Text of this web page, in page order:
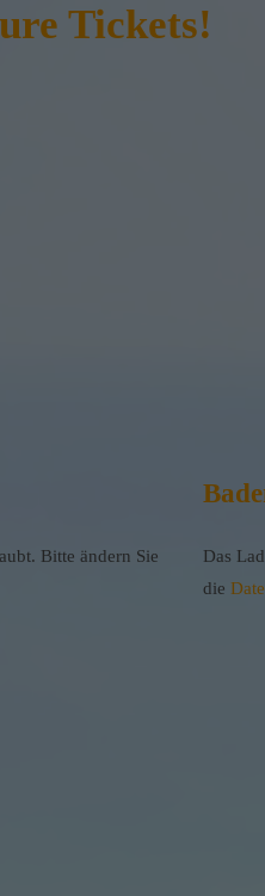
Tickets!
Bitte ändern Sie
Das
die